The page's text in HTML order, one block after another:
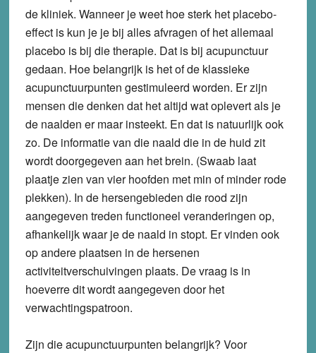
de kliniek. Wanneer je weet hoe sterk het placebo-
effect is kun je je bij alles afvragen of het allemaal
placebo is bij die therapie. Dat is bij acupunctuur
gedaan. Hoe belangrijk is het of de klassieke
acupunctuurpunten gestimuleerd worden. Er zijn
mensen die denken dat het altijd wat oplevert als je
de naalden er maar insteekt. En dat is natuurlijk ook
zo. De informatie van die naald die in de huid zit
wordt doorgegeven aan het brein. (Swaab laat
plaatje zien van vier hoofden met min of minder rode
plekken). In de hersengebieden die rood zijn
aangegeven treden functioneel veranderingen op,
afhankelijk waar je de naald in stopt. Er vinden ook
op andere plaatsen in de hersenen
activiteitverschuivingen plaats. De vraag is in
hoeverre dit wordt aangegeven door het
verwachtingspatroon.
Zijn die acupunctuurpunten belangrijk? Voor